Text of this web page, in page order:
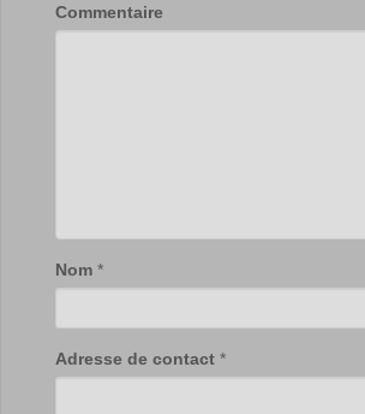
Commentaire
Nom *
Adresse de contact *